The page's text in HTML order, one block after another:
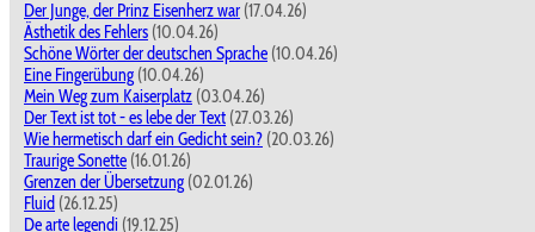
Der Junge, der Prinz Eisenherz war (17.04.26)
Ästhetik des Fehlers (10.04.26)
Schöne Wörter der deutschen Sprache (10.04.26)
Eine Fingerübung (10.04.26)
Mein Weg zum Kaiserplatz (03.04.26)
Der Text ist tot - es lebe der Text (27.03.26)
Wie hermetisch darf ein Gedicht sein? (20.03.26)
Traurige Sonette (16.01.26)
Grenzen der Übersetzung (02.01.26)
Fluid (26.12.25)
De arte legendi (19.12.25)